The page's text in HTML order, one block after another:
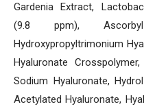
Gardenia Extract,
(9.8 ppm), Ascorbyl
Hydroxypropyltrimonium
Hyaluronate
Sodium Hyaluronate,
Acetylated Hyaluronate,